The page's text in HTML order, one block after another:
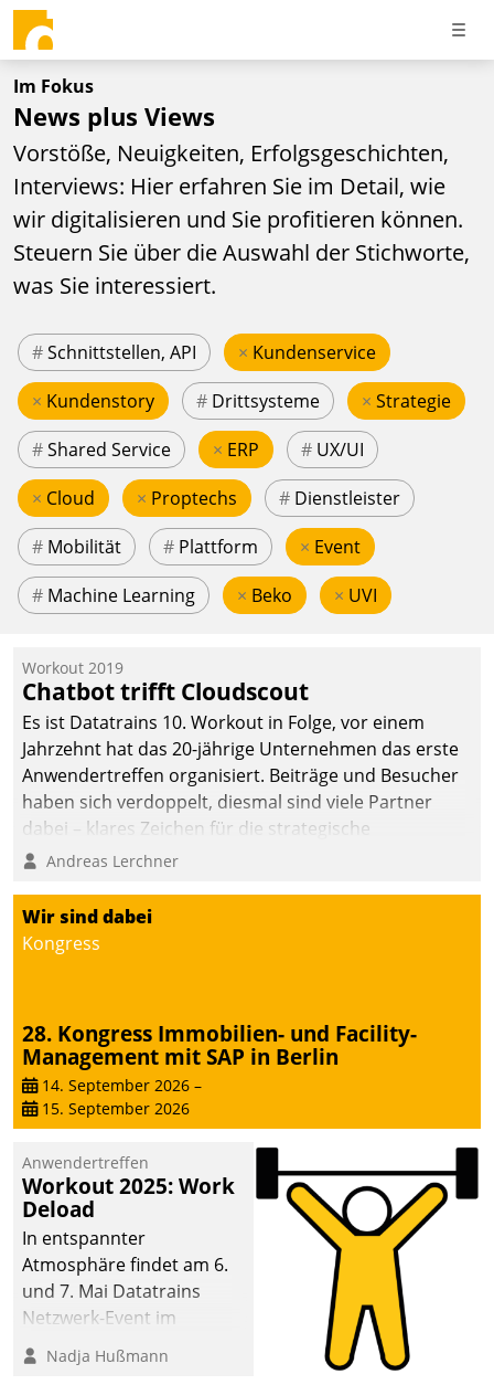
Im Fokus
News plus Views
Vorstöße, Neuigkeiten, Erfolgsgeschichten,
Interviews: Hier erfahren Sie im Detail, wie
wir digitalisieren und Sie profitieren können.
Steuern Sie über die Auswahl der Stichworte,
was Sie interessiert.
#Schnittstellen, API × Kundenservice
× Kundenstory # Drittsysteme × Strategie
#Shared Service × ERP # UX/UI
× Cloud × Proptechs # Dienstleister
# Mobilität # Plattform × Event
# Machine Learning × Beko × UVI
Workout 2019
Chatbot trifft Cloudscout
Es ist Datatrains 10. Workout in Folge, vor einem
Jahrzehnt hat das 20-jährige Unternehmen das erste
Anwendertreffen organisiert. Beiträge und Besucher
haben sich verdoppelt, diesmal sind viele Partner
dabei – klares Zeichen für die strategische
Fokussierung auf den Kunden.
Andreas Lerchner
Wir sind dabei
Kongress
28. Kongress Immobilien- und Facility-
Management mit SAP in Berlin
14. September 2026 –
15. September 2026
Anwendertreffen
Workout 2025: Work
Deload
In entspannter
Atmosphäre findet am 6.
und 7. Mai Datatrains
Netzwerk-Event im
Kunden- und Partnerkreis
statt. Zentrale Frage: Wie
Nadja Hußmann